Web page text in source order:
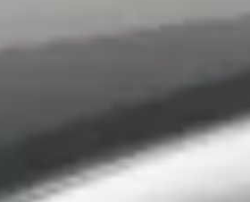
Terwolde Rijssen. Geen loze